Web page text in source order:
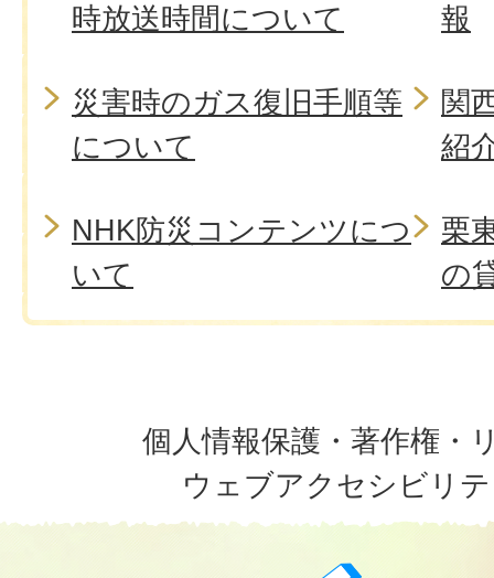
時放送時間について
報
災害時のガス復旧手順等
について
関
紹
NHK防災コンテンツにつ
いて
栗
の
個人情報保護・著作権・
ウェブアクセシビリ